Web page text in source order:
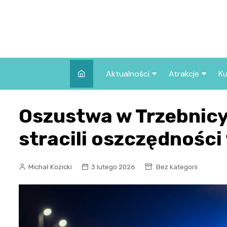
Aktualności
Wszystkie wpisy
Atrakcje
we Wrocławiu
Co warto
Wrocławiu?
Oszustwa w
stracili oszczędności
Michał Kozicki 3 lutego 2026 Bez kategorii